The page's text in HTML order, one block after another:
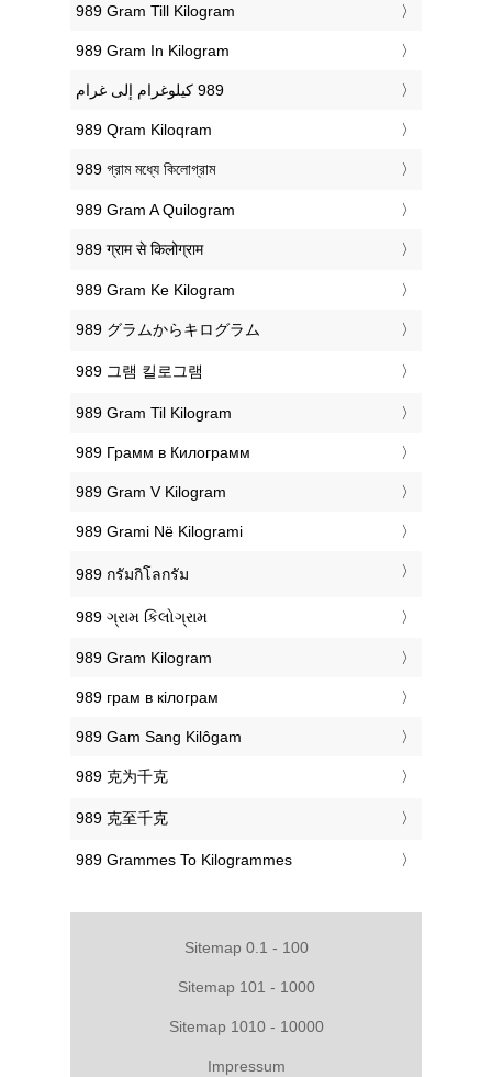
‎989 Gram Till Kilogram
‎989 Gram In Kilogram
‎989 Qram Kiloqram
‎989 গ্রাম মধ্যে কিলোগ্রাম
‎989 Gram A Quilogram
‎989 ग्राम से किलोग्राम
‎989 Gram Ke Kilogram
‎989 グラムからキログラム
‎989 그램 킬로그램
‎989 Gram Til Kilogram
‎989 Грамм в Килограмм
‎989 Gram V Kilogram
‎989 Grami Në Kilogrami
‎989 กรัมกิโลกรัม
‎989 ગ્રામ કિલોગ્રામ
‎989 Gram Kilogram
‎989 грам в кілограм
‎989 Gam Sang Kilôgam
‎989 克为千克
‎989 克至千克
‎989 Grammes To Kilogrammes
Sitemap 0.1 - 100
Sitemap 101 - 1000
Sitemap 1010 - 10000
Impressum